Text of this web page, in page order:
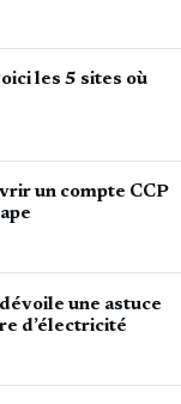
les 5 sites où
un compte CCP
une astuce
d’électricité